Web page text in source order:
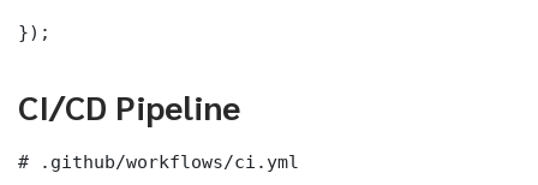
});
CI/CD Pipeline
# .github/workflows/ci.yml